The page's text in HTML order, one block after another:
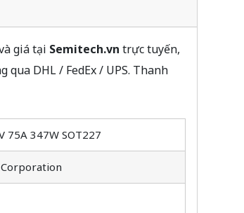
giá tại Semitech.vn trực tuyến,
qua DHL / FedEx / UPS. Thanh
75A 347W SOT227